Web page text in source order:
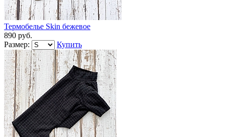
Термобелье Skin бежевое
890 руб.
Размер:
Купить